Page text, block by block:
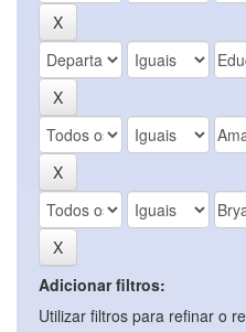
Adicionar filtros:
Utilizar filtros para refinar o